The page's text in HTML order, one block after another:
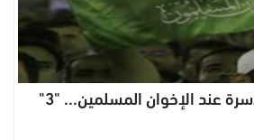
عند الإخوان المسلمين... "3"